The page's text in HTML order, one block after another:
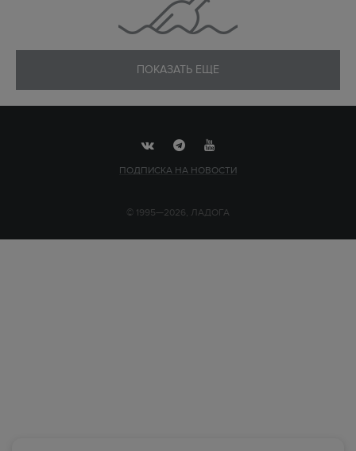
ПОКАЗАТЬ ЕЩЕ
ПОДПИСКА НА НОВОСТИ
© 1995—2026, ЛАДОГА